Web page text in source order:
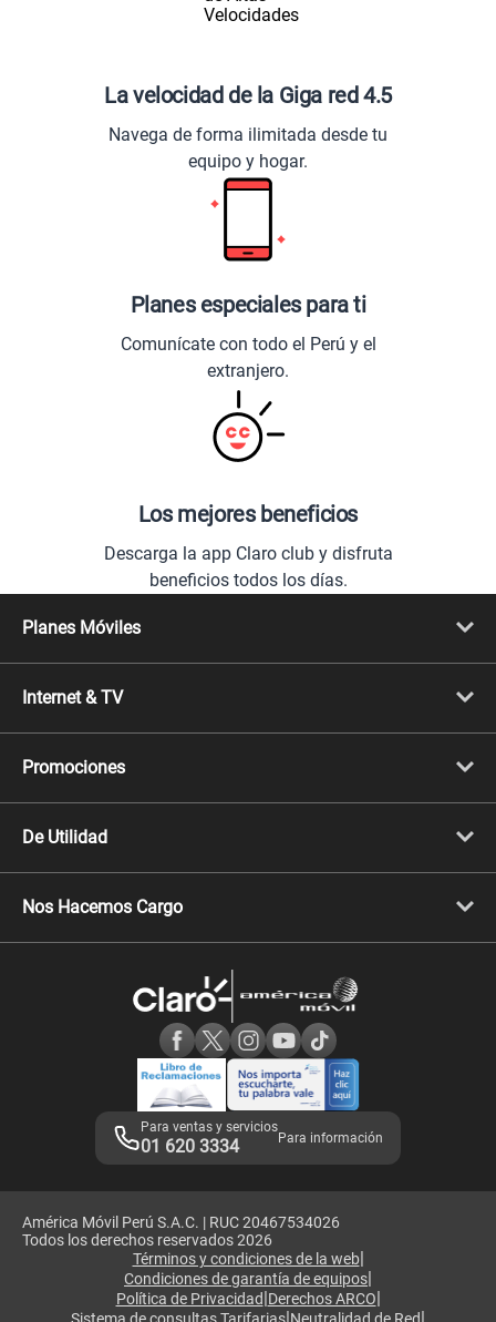
La velocidad de la Giga red 4.5
Navega de forma ilimitada desde tu
equipo y hogar.
Planes especiales para ti
Comunícate con todo el Perú y el
extranjero.
Los mejores beneficios
Descarga la app Claro club y disfruta
beneficios todos los días.
Planes Móviles
Línea Nueva
Línea Adicional
Migración
Internet & TV
Internet + TV
Mejora tu plan
Promociones
Celulares iPhone
Celulares Samsung
Celulares Motorola
De Utilidad
Llamada por llamada
Comprobantes electrónicos
Consulta de IMEI
Nos Hacemos Cargo
Consulta de reclamos
Adquirientes iPhone 6, 6S y SE
Mensaje de Seguridad
Términos y Condiciones de Tienda Claro
Libro de Reclamaciones
Legales de marketplace
Para ventas y servicios
01 620 3334 Para información
América Móvil Perú S.A.C. | RUC 20467534026
Todos los derechos reservados 2026
Términos y condiciones de la web|
Condiciones de garantía de equipos|
Política de Privacidad|Derechos ARCO|